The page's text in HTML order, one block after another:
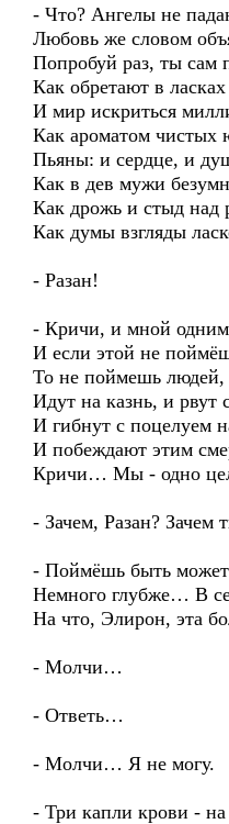
- Что? Ангелы не
Любовь же словом
Попробуй раз, ты сам
Как обретают в
И мир искриться
Как ароматом чистых
Пьяны: и сердце, и
Как в дев мужи
Как дрожь и стыд над
Как думы взгляды
- Разан!
- Кричи, и мной
И если этой не
То не поймешь людей,
Идут на казнь, и рвут
И гибнут с поцелуем
И побеждают этим
Кричи… Мы - одно
- Зачем, Разан? Зачем
- Поймёшь быть
Немного глубже… В
На что, Элирон, эта
- Молчи…
- Ответь…
- Молчи… Я не могу.
- Три капли крови - на